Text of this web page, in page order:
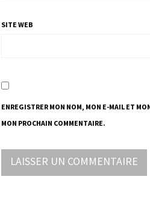
SITE WEB
ENREGISTRER MON NOM, MON E-MAIL ET
MON PROCHAIN COMMENTAIRE.